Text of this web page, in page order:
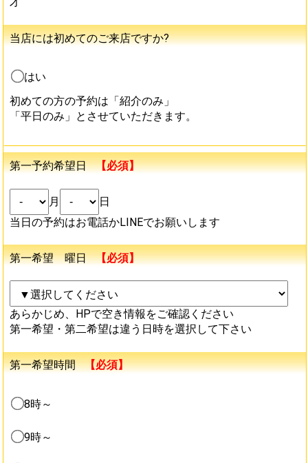
当店には初めてのご来店ですか?
はい
初めての方の予約は「紹介のみ」
「平日のみ」とさせていただきます。
第一予約希望日 【必須】
月
日
当日の予約はお電話かLINEでお願いします
第一希望 曜日 【必須】
あらかじめ、HPで空き情報をご確認ください
第一希望・第二希望は違う日時を選択して下さい
第一希望時間 【必須】
8時～
9時～